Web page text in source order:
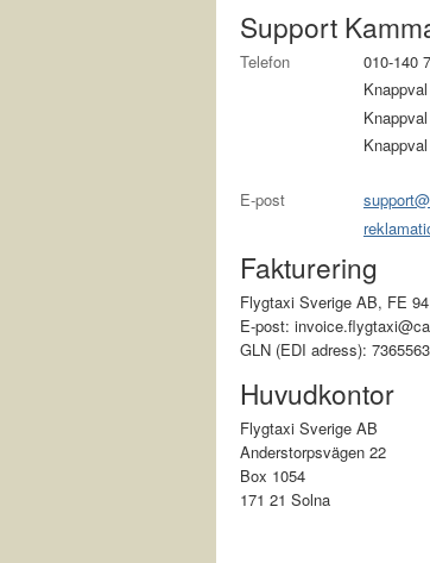
Support
Telefon
010-140
E-post
Fakturering
Flygtaxi Sverige AB, FE
E-post:
GLN (EDI adress):
Huvudkontor
Flygtaxi Sverige AB
Anderstorpsvägen 22
Box 1054
171 21 Solna